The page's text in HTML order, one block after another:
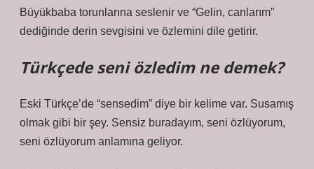
Büyükbaba torunlarına seslenir ve “Gelin, canlarım”
dediğinde derin sevgisini ve özlemini dile getirir.
Türkçede seni özledim ne demek?
Eski Türkçe’de “sensedim” diye bir kelime var. Susamış
olmak gibi bir şey. Sensiz buradayım, seni özlüyorum,
seni özlüyorum anlamına geliyor.